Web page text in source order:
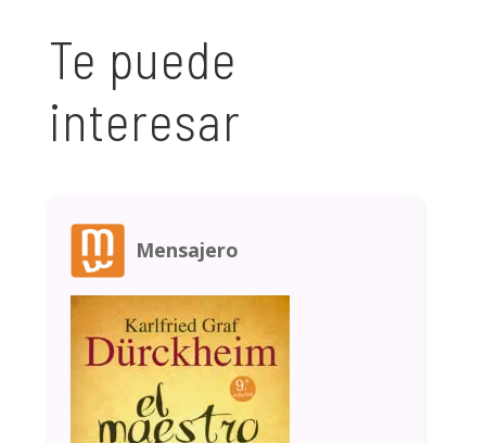
Te puede
interesar
Mensajero